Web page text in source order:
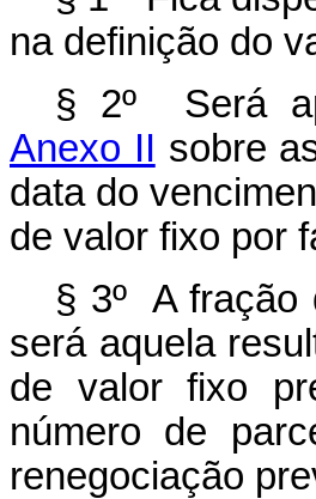
na definição do
§ 2º Será
Anexo II sobre
data do
de valor fixo por
§ 3º A fração
será aquela
de valor fixo
número de
renegociação